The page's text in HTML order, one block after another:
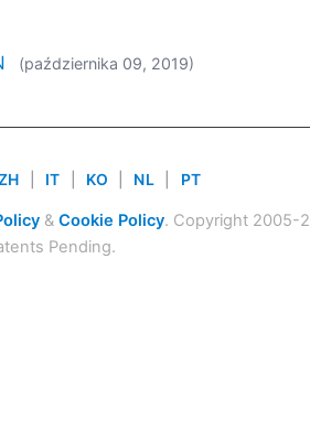
(października 09, 2019)
IT KO NL PT
& Cookie Policy. Copyright 2005-
Pending.